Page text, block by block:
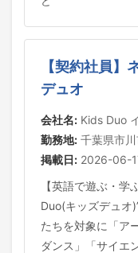
【契約社員】
デュオ
会社名: Kids Duo
勤務地: 千葉県市
掲載日: 2026-06-
【英語で遊ぶ・学
Duo(キッズデュオ
たちを対象に「ア
ダンス」「サイエ